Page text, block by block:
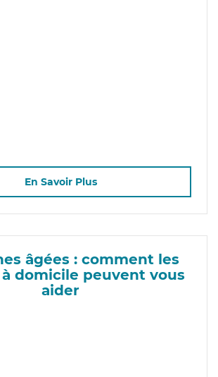
En Savoir Plus
âgées : comment les
domicile peuvent vous
aider